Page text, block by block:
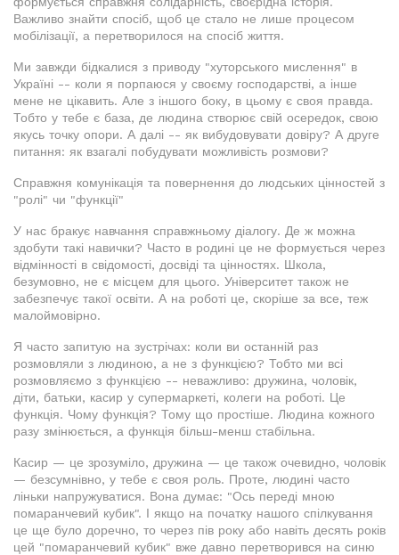
Важливо знайти спосіб, щоб це стало не лише процесом
мобілізації, а перетворилося на спосіб життя.
Ми завжди бідкалися з приводу "хуторського мислення" в
Україні -- коли я порпаюся у своєму господарстві, а інше
мене не цікавить. Але з іншого боку, в цьому є своя правда.
Тобто у тебе є база, де людина створює свій осередок, свою
якусь точку опори. А далі -- як вибудовувати довіру? А друге
питання: як взагалі побудувати можливість розмови?
Справжня комунікація та повернення до людських цінностей з
"ролі" чи "функції"
У нас бракує навчання справжньому діалогу. Де ж можна
здобути такі навички? Часто в родині це не формується через
відмінності в свідомості, досвіді та цінностях. Школа,
безумовно, не є місцем для цього. Університет також не
забезпечує такої освіти. А на роботі це, скоріше за все, теж
малоймовірно.
Я часто запитую на зустрічах: коли ви останній раз
розмовляли з людиною, а не з функцією? Тобто ми всі
розмовляємо з функцією -- неважливо: дружина, чоловік,
діти, батьки, касир у супермаркеті, колеги на роботі. Це
функція. Чому функція? Тому що простіше. Людина кожного
разу змінюється, а функція більш-менш стабільна.
Касир — це зрозуміло, дружина — це також очевидно, чоловік
— безсумнівно, у тебе є своя роль. Проте, людині часто
ліньки напружуватися. Вона думає: "Ось переді мною
помаранчевий кубик". І якщо на початку нашого спілкування
це ще було доречно, то через пів року або навіть десять років
цей "помаранчевий кубик" вже давно перетворився на синю